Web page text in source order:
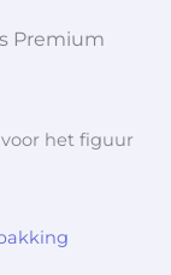
Premium
het figuur